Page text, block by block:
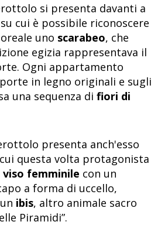
si presenta davanti a
cui è possibile riconoscere
uno scarabeo, che
egizia rappresentava il
Ogni appartamento
in legno originali e sugli
una sequenza di fiori di
presenta anch'esso
questa volta protagonista
viso femminile con un
a forma di uccello,
ibis, altro animale sacro
Piramidi”.